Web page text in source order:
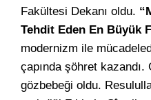
Fakültesi Dekanı oldu.
Tehdit Eden En Büyük
modernizm ile
çapında şöhret kazandı.
gözbebeği oldu.